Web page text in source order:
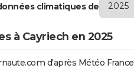
climatiques de
à Cayriech en 2025
d'après Météo France